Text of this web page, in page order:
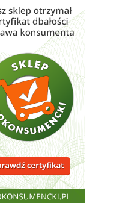
Pompy spożywcze 3/4"
Pompy spożywcze FDA 1"
Pompy spożywcze FDA 1-1/2"
Pompy spożywcze FDA 2"
Pompy spożywcze FDA 2-1/2"
Pompy spożywcze FDA 4"
Pompy membranowe